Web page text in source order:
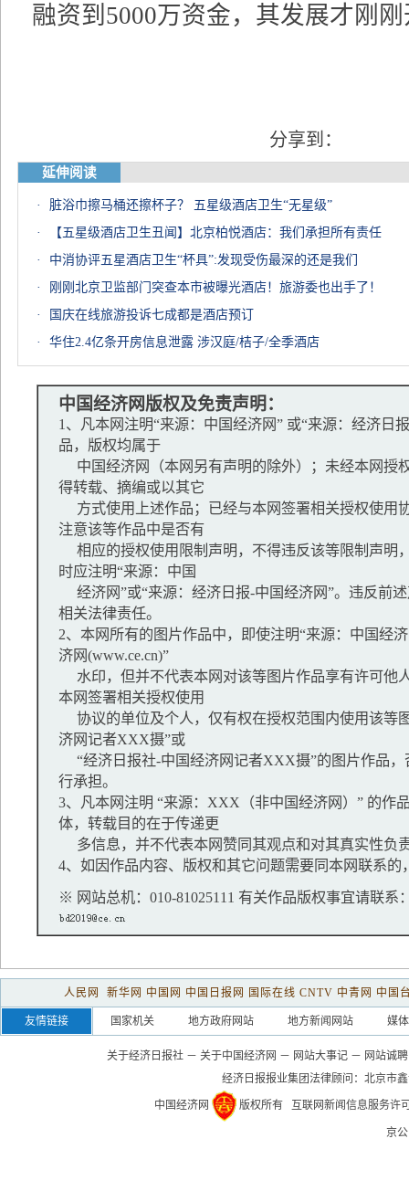
融资到5000万资金，其发展才刚
分享到：
延伸阅读
·
脏浴巾擦马桶还擦杯子？ 五星级酒店卫生“无星级”
·
【五星级酒店卫生丑闻】北京柏悦酒店：我们承担所有责任
·
中消协评五星酒店卫生“杯具”:发现受伤最深的还是我们
·
刚刚北京卫监部门突查本市被曝光酒店！旅游委也出手了！
·
国庆在线旅游投诉七成都是酒店预订
·
华住2.4亿条开房信息泄露 涉汉庭/桔子/全季酒店
中国经济网版权及免责声明：
1、凡本网注明“来源：中国经济网” 或“来源：经济日
品，版权均属于
中国经济网（本网另有声明的除外）；未经本网授
得转载、摘编或以其它
方式使用上述作品；已经与本网签署相关授权使用
注意该等作品中是否有
相应的授权使用限制声明，不得违反该等限制声明
时应注明“来源：中国
经济网”或“来源：经济日报-中国经济网”。违反前
相关法律责任。
2、本网所有的图片作品中，即使注明“来源：中国经
济网(www.ce.cn)”
水印，但并不代表本网对该等图片作品享有许可他
本网签署相关授权使用
协议的单位及个人，仅有权在授权范围内使用该等
济网记者XXX摄”或
“经济日报社-中国经济网记者XXX摄”的图片作品，
行承担。
3、凡本网注明 “来源：XXX（非中国经济网）” 的作
体，转载目的在于传递更
多信息，并不代表本网赞同其观点和对其真实性负
4、如因作品内容、版权和其它问题需要同本网联系的
※ 网站总机：010-81025111 有关作品版权事宜请联系
人民网 新华网 中国网 中国日报网 国际在线 CNTV 中青网 中国
友情链接 国家机关 地方政府网站 地方新闻网站 媒
关于经济日报社 － 关于中国经济网 － 网站大事记 － 网站诚聘
经济日报报业集团法律顾问： 北京市
中国经济网 版权所有 互联网新闻信息服务许
京